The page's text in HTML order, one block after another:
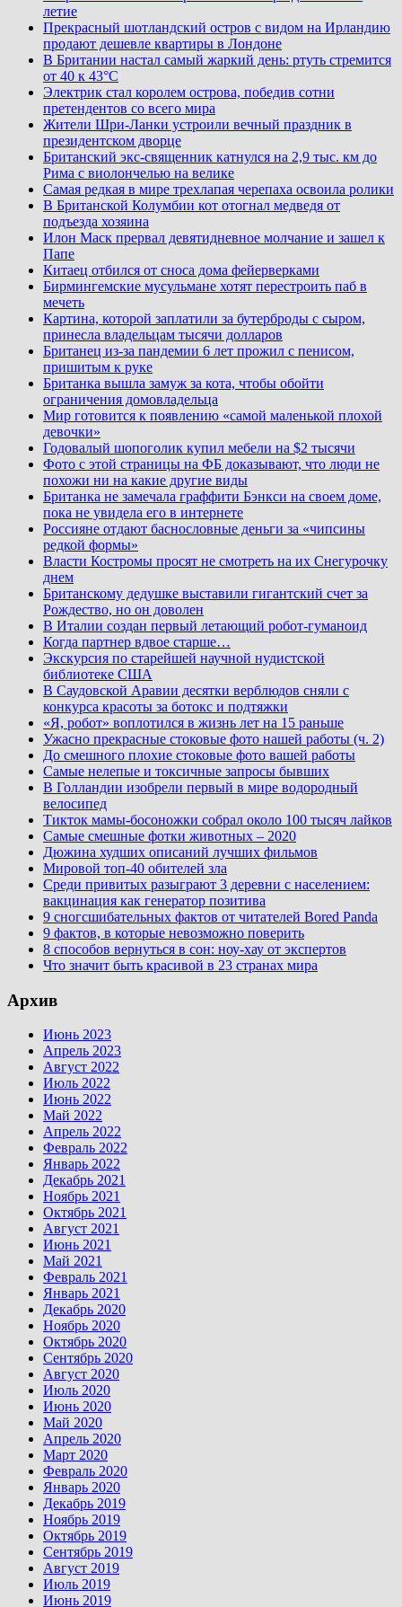
летие
Прекрасный шотландский остров с видом на Ирландию
продают дешевле квартиры в Лондоне
В Британии настал самый жаркий день: ртуть стремится
от 40 к 43°C
Электрик стал королем острова, победив сотни
претендентов со всего мира
Жители Шри-Ланки устроили вечный праздник в
президентском дворце
Британский экс-священник катнулся на 2,9 тыс. км до
Рима с виолончелью на велике
Самая редкая в мире трехлапая черепаха освоила ролики
В Британской Колумбии кот отогнал медведя от
подъезда хозяина
Илон Маск прервал девятидневное молчание и зашел к
Папе
Китаец отбился от сноса дома фейерверками
Бирмингемские мусульмане хотят перестроить паб в
мечеть
Картина, которой заплатили за бутерброды с сыром,
принесла владельцам тысячи долларов
Британец из-за пандемии 6 лет прожил с пенисом,
пришитым к руке
Британка вышла замуж за кота, чтобы обойти
ограничения домовладельца
Мир готовится к появлению «самой маленькой плохой
девочки»
Годовалый шопоголик купил мебели на $2 тысячи
Фото с этой страницы на ФБ доказывают, что люди не
похожи ни на какие другие виды
Британка не замечала граффити Бэнкси на своем доме,
пока не увидела его в интернете
Россияне отдают баснословные деньги за «чипсины
редкой формы»
Власти Костромы просят не смотреть на их Снегурочку
днем
Британскому дедушке выставили гигантский счет за
Рождество, но он доволен
В Италии создан первый летающий робот-гуманоид
Когда партнер вдвое старше…
Экскурсия по старейшей научной нудистской
библиотеке США
В Саудовской Аравии десятки верблюдов сняли с
конкурса красоты за ботокс и подтяжки
«Я, робот» воплотился в жизнь лет на 15 раньше
Ужасно прекрасные стоковые фото нашей работы (ч. 2)
До смешного плохие стоковые фото вашей работы
Самые нелепые и токсичные запросы бывших
В Голландии изобрели первый в мире водородный
велосипед
Тикток мамы-босоножки собрал около 100 тысяч лайков
Самые смешные фотки животных – 2020
Дюжина худших описаний лучших фильмов
Мировой топ-40 обителей зла
Среди привитых разыграют 3 деревни с населением:
вакцинация как генератор позитива
9 сногсшибательных фактов от читателей Bored Panda
9 фактов, в которые невозможно поверить
8 способов вернуться в сон: ноу-хау от экспертов
Что значит быть красивой в 23 странах мира
Архив
Июнь 2023
Апрель 2023
Август 2022
Июль 2022
Июнь 2022
Май 2022
Апрель 2022
Февраль 2022
Январь 2022
Декабрь 2021
Ноябрь 2021
Октябрь 2021
Август 2021
Июнь 2021
Май 2021
Февраль 2021
Январь 2021
Декабрь 2020
Ноябрь 2020
Октябрь 2020
Сентябрь 2020
Август 2020
Июль 2020
Июнь 2020
Май 2020
Апрель 2020
Март 2020
Февраль 2020
Январь 2020
Декабрь 2019
Ноябрь 2019
Октябрь 2019
Сентябрь 2019
Август 2019
Июль 2019
Июнь 2019